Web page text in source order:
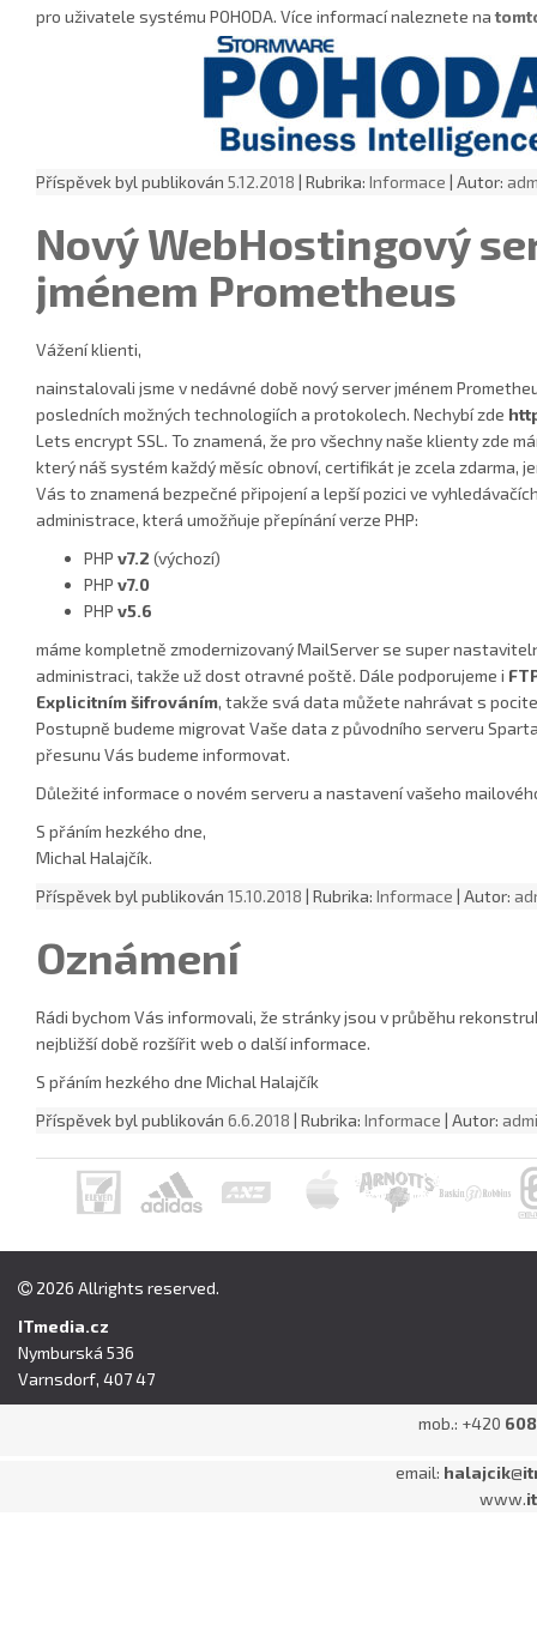
pro uživatele systému POHODA. Více informací naleznete na
Příspěvek byl publikován 5.12.2018 | Rubrika: Informace | Autor:
Nový WebHostingový
jménem Prometheus
Vážení klienti,
nainstalovali jsme v nedávné době nový server jménem
posledních možných technologiích a protokolech. Nechybí zde
Lets encrypt SSL. To znamená, že pro všechny naše klienty zde
který náš systém každý měsíc obnoví, certifikát je zcela zdarma,
Vás to znamená bezpečné připojení a lepší pozici ve
administrace, která umožňuje přepínání verze PHP:
PHP v7.2 (výchozí)
PHP v7.0
PHP v5.6
máme kompletně zmodernizovaný MailServer se super
administraci, takže už dost otravné poště. Dále podporujeme i
Explicitním šifrováním, takže svá data můžete nahrávat s
Postupně budeme migrovat Vaše data z původního serveru
přesunu Vás budeme informovat.
Důležité informace o novém serveru a nastavení vašeho
S přáním hezkého dne,
Michal Halajčík.
Příspěvek byl publikován 15.10.2018 | Rubrika: Informace | Autor:
Oznámení
Rádi bychom Vás informovali, že stránky jsou v průběhu
nejbližší době rozšířit web o další informace.
S přáním hezkého dne Michal Halajčík
Příspěvek byl publikován 6.6.2018 | Rubrika: Informace | Autor:
2026 Allrights reserved.
ITmedia.cz
Nymburská 536
Varnsdorf, 407 47
mob.: +420
email: halajcik@
www.